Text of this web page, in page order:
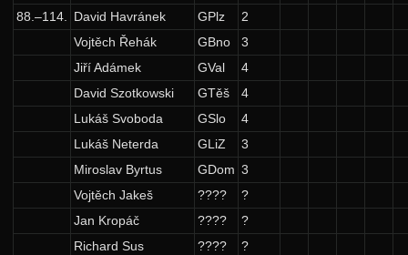
88.–114. David Havránek GPlz
2
Vojtěch Řehák
GBno
3
Jiří Adámek
GVal
4
David Szotkowski
GTěš
4
Lukáš Svoboda
GSlo
4
Lukáš Neterda
GLiZ
3
Miroslav Byrtus
GDom 3
Vojtěch Jakeš
????
?
Jan Kropáč
????
?
Richard Sus
????
?